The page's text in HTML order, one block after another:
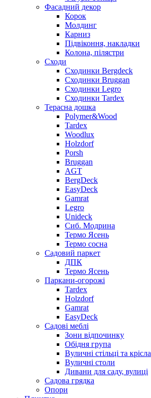
Фасадний декор
Корок
Молдинг
Карниз
Підвіконня, накладки
Колона, пілястри
Сходи
Сходинки Bergdeck
Сходинки Bruggan
Сходинки Legro
Сходинки Tardex
Терасна дошка
Polymer&Wood
Tardex
Woodlux
Holzdorf
Porsh
Bruggan
AGT
BergDeck
EasyDeck
Gamrat
Legro
Unideck
Сиб. Модрина
Термо Ясень
Термо сосна
Садовий паркет
ДПК
Термо Ясень
Паркани-огорожі
Tardex
Holzdorf
Gamrat
EasyDeck
Садові меблі
Зони відпочинку
Обідня група
Вуличні стільці та крісла
Вуличні столи
Дивани для саду, вулиці
Садова грядка
Опори